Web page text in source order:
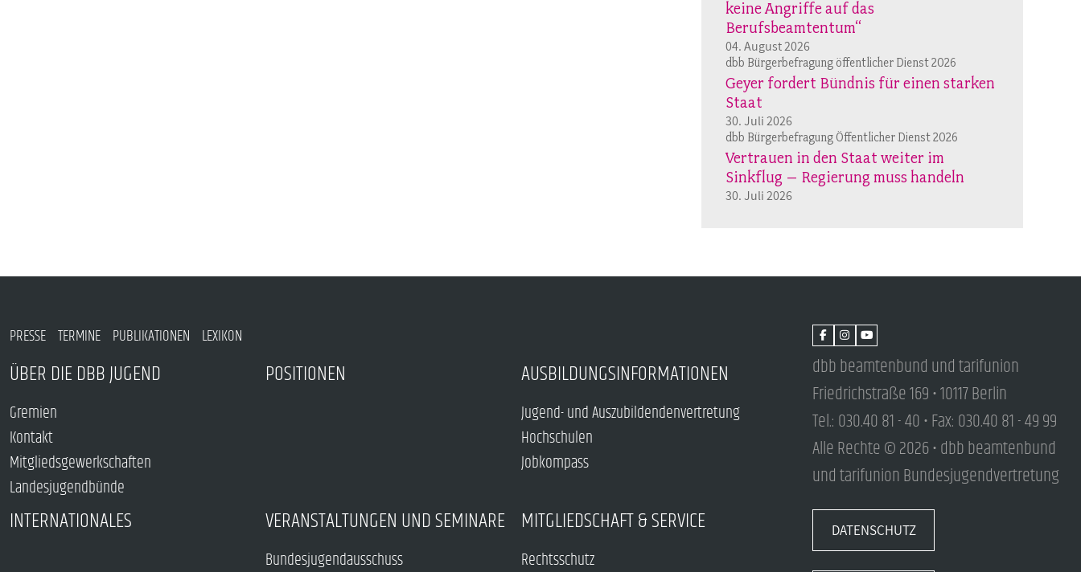
keine Angriffe auf das
Berufsbeamtentum“
04. August 2026
dbb Bürgerbefragung öffentlicher Dienst 2026
Geyer fordert Bündnis für einen starken
Staat
30. Juli 2026
dbb Bürgerbefragung Öffentlicher Dienst 2026
Vertrauen in den Staat weiter im
Sinkflug – Regierung muss handeln
30. Juli 2026
PRESSE TERMINE PUBLIKATIONEN LEXIKON
ÜBER DIE DBB JUGEND
Gremien
Kontakt
Mitgliedsgewerkschaften
Landesjugendbünde
POSITIONEN AUSBILDUNGSINFORMATIONEN
Jugend- und Auszubildendenvertretung
Hochschulen
Jobkompass
INTERNATIONALES VERANSTALTUNGEN UND SEMINARE
Bundesjugendausschuss
MITGLIEDSCHAFT & SERVICE
Rechtsschutz
dbb beamtenbund und tarifunion
Friedrichstraße 169 • 10117 Berlin
Tel.: 030.40 81 - 40 • Fax: 030.40 81 - 49 99
Alle Rechte © 2026 • dbb beamtenbund
und tarifunion Bundesjugendvertretung
DATENSCHUTZ